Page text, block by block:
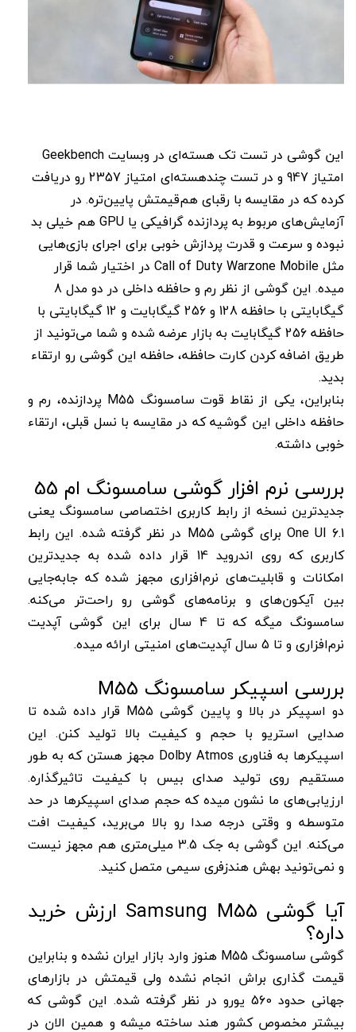
این گوشی در تست تک هسته‌ای در وبسایت Geekbench
امتیاز 947 و در تست چندهسته‌ای امتیاز 2357 رو دریافت
کرده که در مقایسه با رقبای هم‌قیمتش پایین‌تره. در
آزمایش‌های مربوط به پردازنده گرافیکی یا GPU هم خیلی بد
نبوده و سرعت و قدرت پردازش خوبی برای اجرای بازی‌هایی
مثل Call of Duty Warzone Mobile در اختیار شما قرار
میده. این گوشی از نظر رم و حافظه داخلی در دو مدل 8
گیگابایتی با حافظه 128 و 256 گیگابایت و 12 گیگابایتی با
حافظه 256 گیگابایت به بازار عرضه شده و شما می‌تونید از
طریق اضافه کردن کارت حافظه، حافظه این گوشی رو ارتقاء
بدید.
بنابراین، یکی از نقاط قوت سامسونگ M55 پردازنده، رم و
حافظه داخلی این گوشیه که در مقایسه با نسل قبلی، ارتقاء
خوبی داشته.
بررسی نرم افزار گوشی سامسونگ ام 55
جدیدترین نسخه از رابط کاربری اختصاصی سامسونگ یعنی
One UI 6.1 برای گوشی M55 در نظر گرفته شده. این رابط
کاربری که روی اندروید 14 قرار داده شده به جدیدترین
امکانات و قابلیت‌های نرم‌افزاری مجهز شده که جابه‌جایی
بین آیکون‌های و برنامه‌های گوشی رو راحت‌تر می‌کنه.
سامسونگ میگه که تا 4 سال برای این گوشی آپدیت
نرم‌افزاری و تا 5 سال آپدیت‌های امنیتی ارائه میده.
بررسی اسپیکر سامسونگ M55
دو اسپیکر در بالا و پایین گوشی M55 قرار داده شده تا
صدایی استریو با حجم و کیفیت بالا تولید کنن. این
اسپیکرها به فناوری Dolby Atmos مجهز هستن که به طور
مستقیم روی تولید صدای بیس با کیفیت تاثیرگذاره.
ارزیابی‌های ما نشون میده که حجم صدای اسپیکرها در حد
متوسطه و وقتی درجه صدا رو بالا می‌برید، کیفیت افت
می‌کنه. این گوشی به جک 3.5 میلی‌متری هم مجهز نیست
و نمی‌تونید بهش هندزفری سیمی متصل کنید.
آیا گوشی Samsung M55 ارزش خرید
داره؟
گوشی سامسونگ M55 هنوز وارد بازار ایران نشده و بنابراین
قیمت گذاری براش انجام نشده ولی قیمتش در بازارهای
جهانی حدود 560 یورو در نظر گرفته شده. این گوشی که
بیشتر مخصوص کشور هند ساخته میشه و همین الان در